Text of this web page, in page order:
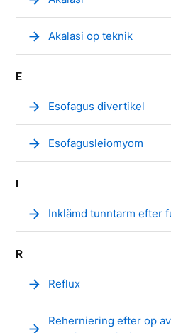
arrow_forward Akalasi op teknik
E
arrow_forward Esofagus divertikel
arrow_forward Esofagusleiomyom
I
arrow_forward Inklämd tunntarm efter
R
arrow_forward Reflux
arrow_forward
Reherniering efter op